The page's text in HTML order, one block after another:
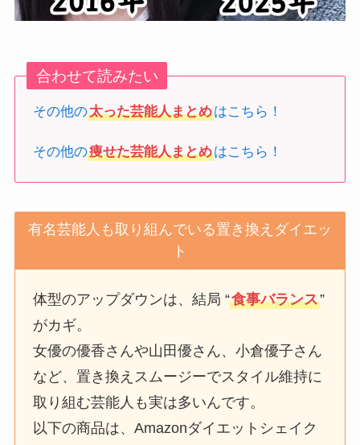
合わせて読みたい
その他の太った芸能人まとめはこちら！
その他の痩せた芸能人まとめはこちら！
有名芸能人も取り組んでいる置き換えダイエッ
ト
体型のアップダウンは、結局 “食事バランス”
がカギ。
女優の優香さんや山田優さん、小倉優子さん
など、置き換えスムージーでスタイル維持に
取り組む芸能人も実は多いんです。
以下の商品は、Amazonダイエットシェイク